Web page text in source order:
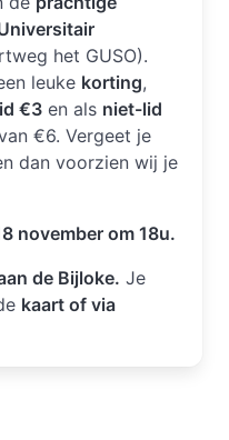
het GUSO).
leuke korting,
€3 en als niet-lid
€6. Vergeet je
dan voorzien wij je
november om 18u.
de Bijloke. Je
kaart of via